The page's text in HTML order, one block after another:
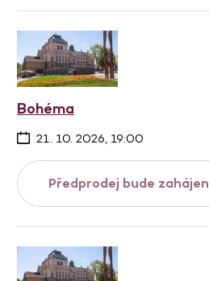
Bohéma
21. 10. 2026, 19:00
Předprodej bude zahájen